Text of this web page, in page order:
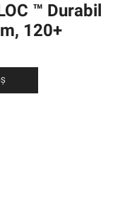
™ Durabil
120+